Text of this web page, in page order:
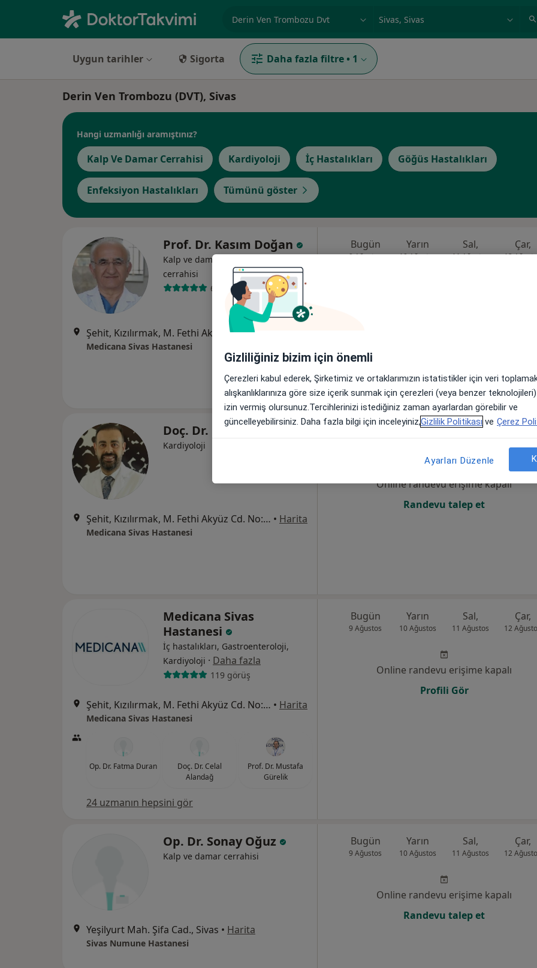
Uygun tarihler Sigorta Daha fazla filtre • 1
Derin Ven Trombozu (DVT), Sivas
Hangi uzmanlığı aramıştınız?
Kalp Ve Damar Cerrahisi Kardiyoloji İç Hastalıkları Göğüs Hastalıkları
Enfeksiyon Hastalıkları Tümünü göster
Prof. Dr. Kasım Doğan
Kalp ve damar cerrahisi, Göğüs
cerrahisi
6 görüş
Medicana Sivas Hastanesi
Bugün
9 Ağustos
Yarın
10 Ağustos
Sal,
11 Ağustos
Çar,
12
Doç. Dr. Hasan Yücel
Kardiyoloji
Şehit, Kızılırmak, M. Fethi Akyüz Cd. No: 8Merkez/Sivas, Sivas • Harita
Medicana Sivas Hastanesi
Bugün Yarın Sal, Çar,
Online randevu erişime kapalı
Randevu talep et
Medicana Sivas
Hastanesi
İç hastalıkları, Gastroenteroloji,
Kardiyoloji · Daha fazla
119 görüş
Şehit, Kızılırmak, M. Fethi Akyüz Cd. No: 8Merkez/Sivas, Sivas • Harita
Medicana Sivas Hastanesi
Op. Dr. Fatma Duran
Doç. Dr. Celal
Alandağ
Prof. Dr. Mustafa
Gürelik
24 uzmanın hepsini gör
Bugün
9 Ağustos
Yarın
10 Ağustos
Sal,
11 Ağustos
Çar,
12
Online randevu erişime kapalı
Profili Gör
Op. Dr. Sonay Oğuz
Kalp ve damar cerrahisi
Yeşilyurt Mah. Şifa Cad., Sivas • Harita
Sivas Numune Hastanesi
Bugün
9 Ağustos
Yarın
10 Ağustos
Sal,
11 Ağustos
Çar,
12
Online randevu erişime kapalı
Randevu talep et
Gizliliğiniz bizim için önemli
Çerezleri kabul ederek, Şirketimiz ve ortaklarımızın istatistikler için veri
alışkanlıklarınıza göre size içerik sunmak için çerezleri (veya benzer
izin vermiş olursunuz.Tercihlerinizi istediğiniz zaman ayarlardan görebilir ve
güncelleyebilirsiniz. Daha fazla bilgi için inceleyiniz,Gizlilik Politikası ve Çerez
Ayarları Düzenle